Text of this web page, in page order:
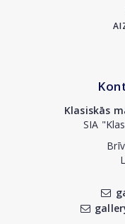
Klasiskās
SIA